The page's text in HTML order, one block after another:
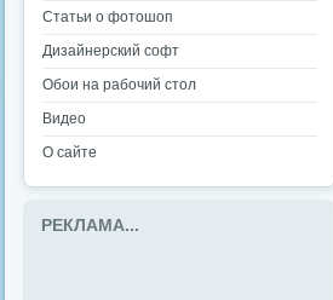
Статьи о фотошоп
Дизайнерский софт
Обои на рабочий стол
Видео
О сайте
РЕКЛАМА...